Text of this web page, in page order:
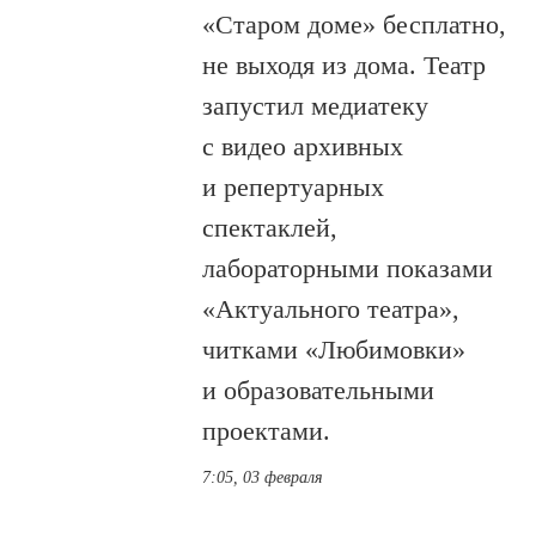
«Старом доме» бесплатно,
не выходя из дома. Театр
запустил медиатеку
с видео архивных
и репертуарных
спектаклей,
лабораторными показами
«Актуального театра»,
читками «Любимовки»
и образовательными
проектами.
7:05, 03 февраля